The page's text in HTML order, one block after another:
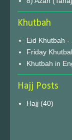
Khutbah
Hajj Posts
Hajj (40)